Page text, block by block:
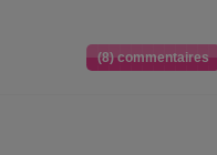
(8) commentaires